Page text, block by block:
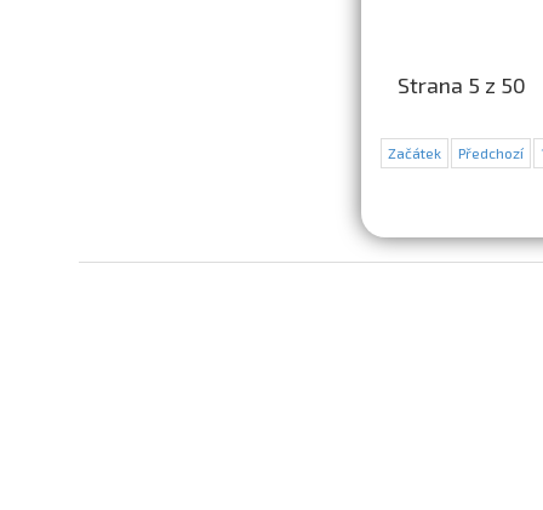
Strana 5 z 50
Začátek Předchozí